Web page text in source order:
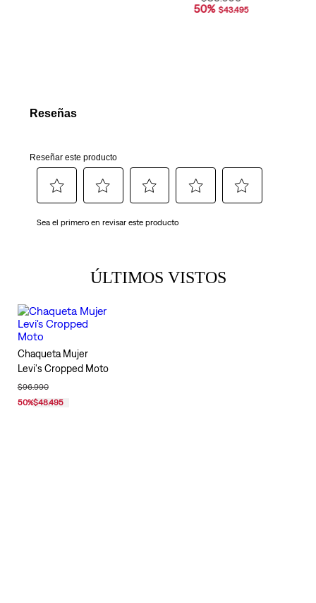
50% $43.495
ÚLTIMOS VISTOS
Chaqueta Mujer
Levi's Cropped Moto
$96.990
50%$48.495